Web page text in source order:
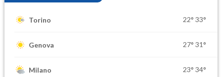
Torino 22° 33°
Genova 27° 31°
Milano 23° 34°